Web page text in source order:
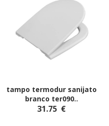
tampo termodur sanijato
branco ter090..
31.75 €